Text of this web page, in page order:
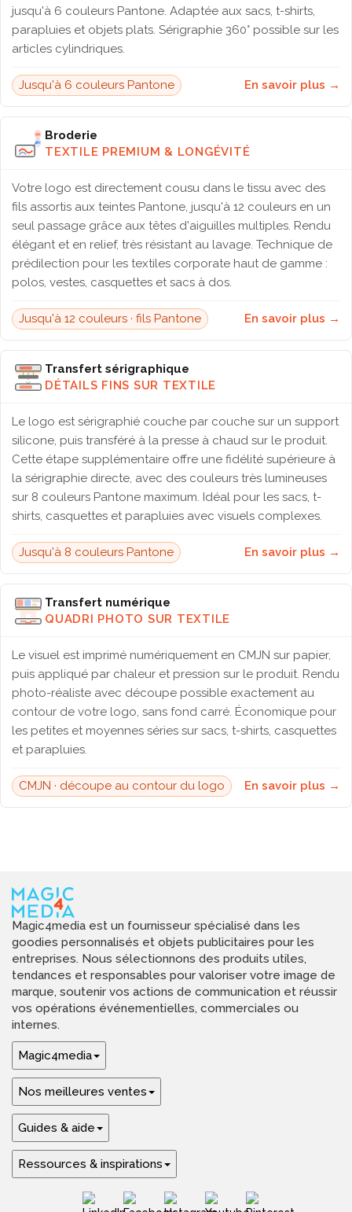
jusqu'à 6 couleurs Pantone. Adaptée aux sacs, t-shirts,
parapluies et objets plats. Sérigraphie 360° possible sur les
articles cylindriques.
Jusqu'à 6 couleurs Pantone En savoir plus →
Broderie
TEXTILE PREMIUM & LONGÉVITÉ
Votre logo est directement cousu dans le tissu avec des
fils assortis aux teintes Pantone, jusqu'à 12 couleurs en un
seul passage grâce aux têtes d'aiguilles multiples. Rendu
élégant et en relief, très résistant au lavage. Technique de
prédilection pour les textiles corporate haut de gamme :
polos, vestes, casquettes et sacs à dos.
Jusqu'à 12 couleurs · fils Pantone En savoir plus →
Transfert sérigraphique
DÉTAILS FINS SUR TEXTILE
Le logo est sérigraphié couche par couche sur un support
silicone, puis transféré à la presse à chaud sur le produit.
Cette étape supplémentaire offre une fidélité supérieure à
la sérigraphie directe, avec des couleurs très lumineuses
sur 8 couleurs Pantone maximum. Idéal pour les sacs, t-
shirts, casquettes et parapluies avec visuels complexes.
Jusqu'à 8 couleurs Pantone En savoir plus →
Transfert numérique
QUADRI PHOTO SUR TEXTILE
Le visuel est imprimé numériquement en CMJN sur papier,
puis appliqué par chaleur et pression sur le produit. Rendu
photo-réaliste avec découpe possible exactement au
contour de votre logo, sans fond carré. Économique pour
les petites et moyennes séries sur sacs, t-shirts, casquettes
et parapluies.
CMJN · découpe au contour du logo En savoir plus →
Magic4media est un fournisseur spécialisé dans les
goodies personnalisés et objets publicitaires pour les
entreprises. Nous sélectionnons des produits utiles,
tendances et responsables pour valoriser votre image de
marque, soutenir vos actions de communication et réussir
vos opérations événementielles, commerciales ou
internes.
Magic4media
Nos meilleures ventes
Guides & aide
Ressources & inspirations